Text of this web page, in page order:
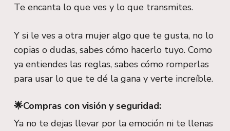
Te encanta lo que ves y lo que transmites.
Y si le ves a otra mujer algo que te gusta, no lo
copias o dudas, sabes cómo hacerlo tuyo. Como
ya entiendes las reglas, sabes cómo romperlas
para usar lo que te dé la gana y verte increíble.
🌟Compras con visión y seguridad:
Ya no te dejas llevar por la emoción ni te llenas